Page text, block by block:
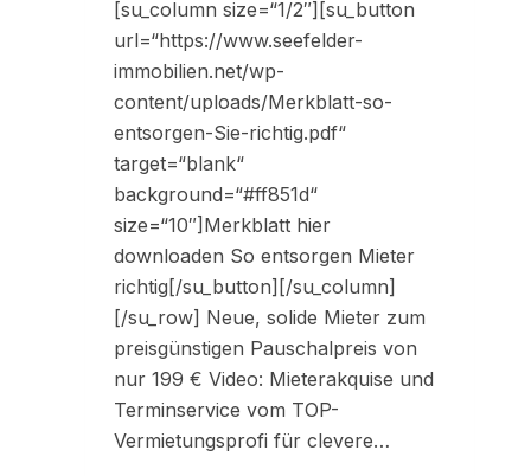
[su_column size=“1/2″][su_button
url=“https://www.seefelder-
immobilien.net/wp-
content/uploads/Merkblatt-so-
entsorgen-Sie-richtig.pdf“
target=“blank“
background=“#ff851d“
size=“10″]Merkblatt hier
downloaden So entsorgen Mieter
richtig[/su_button][/su_column]
[/su_row] Neue, solide Mieter zum
preisgünstigen Pauschalpreis von
nur 199 € Video: Mieterakquise und
Terminservice vom TOP-
Vermietungsprofi für clevere…